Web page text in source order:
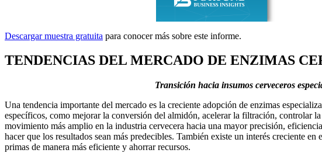
Descargar muestra gratuita para conocer más sobre este informe.
TENDENCIAS DEL MERCADO DE ENZIMAS
Transición hacia insumos cerveceros
Una tendencia importante del mercado es la creciente adopción de enzimas
específicos, como mejorar la conversión del almidón, acelerar la filtración, controlar
movimiento más amplio en la industria cervecera hacia una mayor precisión,
hacer que los resultados sean más predecibles. También existe un interés creciente
primas de manera más eficiente y ahorrar recursos.